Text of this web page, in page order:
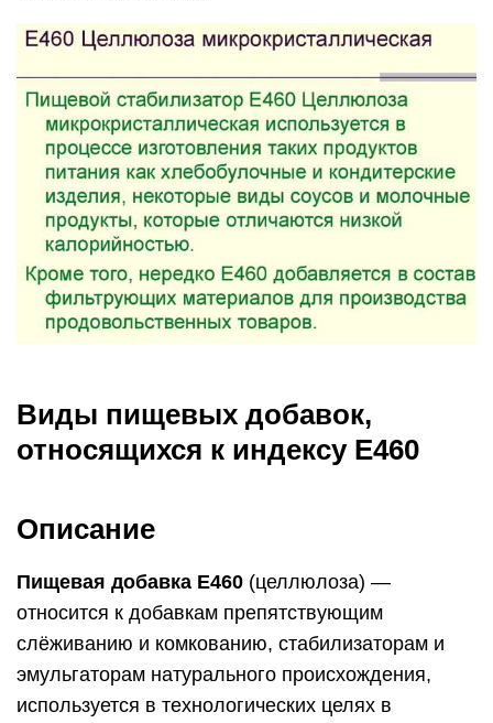
Виды пищевых добавок,
относящихся к индексу E460
Описание
Пищевая добавка E460 (целлюлоза) —
относится к добавкам препятствующим
слёживанию и комкованию, стабилизаторам и
эмульгаторам натурального происхождения,
используется в технологических целях в